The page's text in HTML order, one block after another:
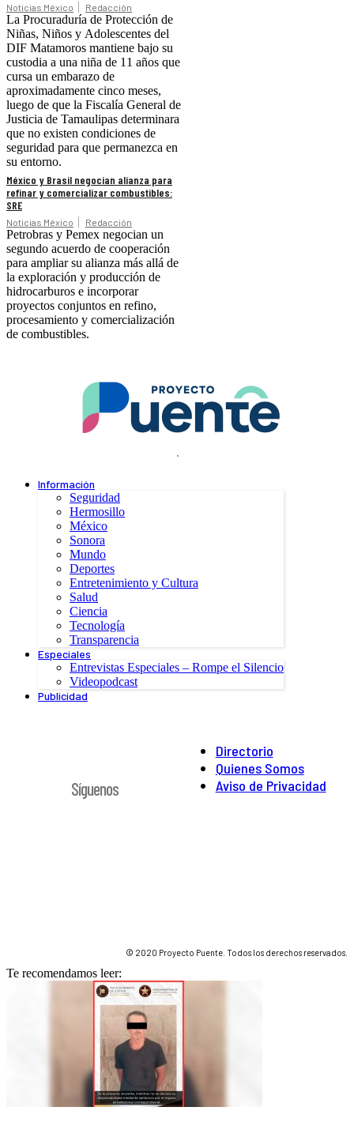
Noticias México Redacción
La Procuraduría de Protección de
Niñas, Niños y Adolescentes del
DIF Matamoros mantiene bajo su
custodia a una niña de 11 años que
cursa un embarazo de
aproximadamente cinco meses,
luego de que la Fiscalía General de
Justicia de Tamaulipas determinara
que no existen condiciones de
seguridad para que permanezca en
su entorno.
México y Brasil negocian alianza para
refinar y comercializar combustibles:
SRE
Noticias México Redacción
Petrobras y Pemex negocian un
segundo acuerdo de cooperación
para ampliar su alianza más allá de
la exploración y producción de
hidrocarburos e incorporar
proyectos conjuntos en refino,
procesamiento y comercialización
de combustibles.
.
Información
Seguridad
Hermosillo
México
Sonora
Mundo
Deportes
Entretenimiento y Cultura
Salud
Ciencia
Tecnología
Transparencia
Especiales
Entrevistas Especiales – Rompe el Silencio
Videopodcast
Publicidad
Directorio
Quienes Somos
Aviso de Privacidad
Síguenos
© 2020 Proyecto Puente. Todos los derechos reservados.
Te recomendamos leer: